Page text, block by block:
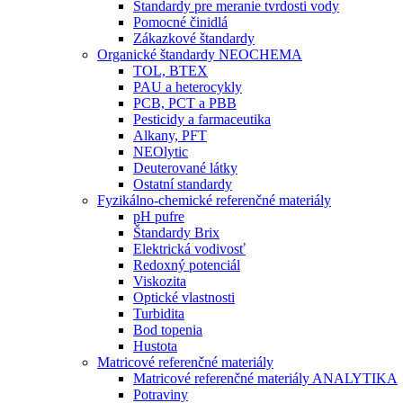
Štandardy pre meranie tvrdosti vody
Pomocné činidlá
Zákazkové štandardy
Organické štandardy NEOCHEMA
TOL, BTEX
PAU a heterocykly
PCB, PCT a PBB
Pesticidy a farmaceutika
Alkany, PFT
NEOlytic
Deuterované látky
Ostatní standardy
Fyzikálno-chemické referenčné materiály
pH pufre
Štandardy Brix
Elektrická vodivosť
Redoxný potenciál
Viskozita
Optické vlastnosti
Turbidita
Bod topenia
Hustota
Matricové referenčné materiály
Matricové referenčné materiály ANALYTIKA
Potraviny